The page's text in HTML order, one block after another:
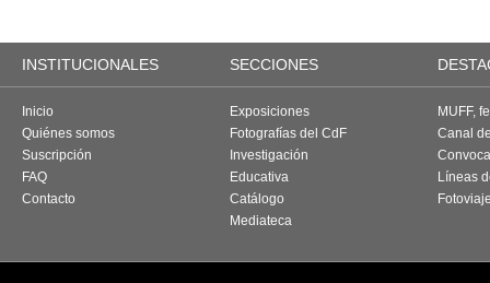
INSTITUCIONALES SECCIONES
Inicio
Quiénes somos
Suscripción
FAQ
Contacto
Exposiciones
Fotografías del CdF
Investigación
Educativa
Catálogo
Mediateca
MUFF,
Canal
Líneas